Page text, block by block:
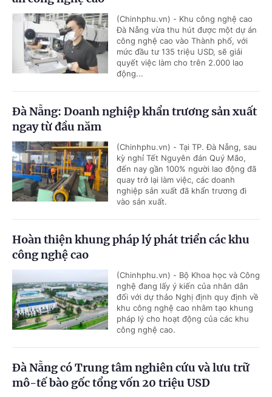
(Chinhphu.vn) - Khu công nghệ cao
Đà Nẵng vừa thu hút được một dự án
công nghệ cao vào Thành phố, với
mức đầu tư 135 triệu USD, sẽ giải
quyết việc làm cho trên 2.000 lao
động...
Đà Nẵng: Doanh nghiệp khẩn trương sản xuất
ngay từ đầu năm
(Chinhphu.vn) - Tại TP. Đà Nẵng, sau
kỳ nghỉ Tết Nguyên đán Quý Mão,
đến nay gần 100% người lao động đã
quay trở lại làm việc, các doanh
nghiệp sản xuất đã khẩn trương đi
vào sản xuất.
Hoàn thiện khung pháp lý phát triển các khu
công nghệ cao
(Chinhphu.vn) - Bộ Khoa học và Công
nghệ đang lấy ý kiến của nhân dân
đối với dự thảo Nghị định quy định về
khu công nghệ cao nhằm tạo khung
pháp lý cho hoạt động của các khu
công nghệ cao.
Đà Nẵng có Trung tâm nghiên cứu và lưu trữ
mô-tế bào gốc tổng vốn 20 triệu USD